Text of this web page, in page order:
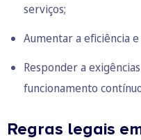
serviços;
Aumentar a eficiência
Responder a
funcionamento
Regras legais